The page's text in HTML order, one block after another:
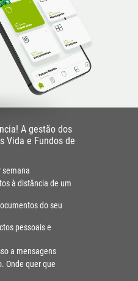
A gestão dos
Vida e Fundos de
semana
à distância de um
do seu
pessoais e
a mensagens
Onde quer que